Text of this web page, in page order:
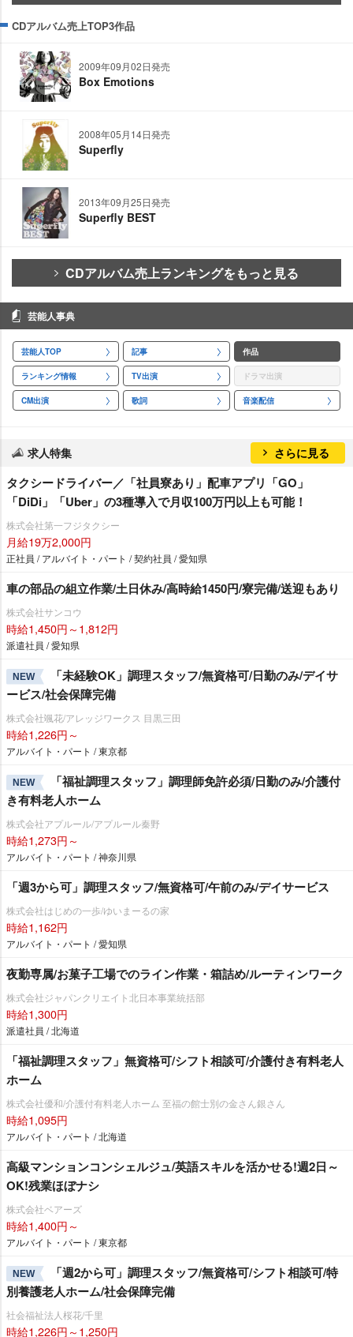
CDアルバム売上TOP3作品
2009年09月02日発売
Box Emotions
2008年05月14日発売
Superfly
2013年09月25日発売
Superfly BEST
CDアルバム売上ランキングをもっと見る
芸能人事典
芸能人TOP 記事 作品
ランキング情報 TV出演 ドラマ出演
CM出演 歌詞 音楽配信
求人特集 さらに見る
タクシードライバー／「社員寮あり」配車アプリ「GO」
「DiDi」「Uber」の3種導入で月収100万円以上も可能！
株式会社第一フジタクシー
月給19万2,000円
正社員 / アルバイト・パート / 契約社員 / 愛知県
車の部品の組立作業/土日休み/高時給1450円/寮完備/送迎もあり
株式会社サンコウ
時給1,450円～1,812円
派遣社員 / 愛知県
NEW
「未経験OK」調理スタッフ/無資格可/日勤のみ/デイサ
ービス/社会保障完備
株式会社颯花/アレッジワークス 目黒三田
時給1,226円～
アルバイト・パート / 東京都
NEW
「福祉調理スタッフ」調理師免許必須/日勤のみ/介護付
き有料老人ホーム
株式会社アプルール/アプルール秦野
時給1,273円～
アルバイト・パート / 神奈川県
「週3から可」調理スタッフ/無資格可/午前のみ/デイサービス
株式会社はじめの一歩/ゆいまーるの家
時給1,162円
アルバイト・パート / 愛知県
夜勤専属/お菓子工場でのライン作業・箱詰め/ルーティンワーク
株式会社ジャパンクリエイト北日本事業統括部
時給1,300円
派遣社員 / 北海道
「福祉調理スタッフ」無資格可/シフト相談可/介護付き有料老人
ホーム
株式会社優和/介護付有料老人ホーム 至福の館士別の金さん銀さん
時給1,095円
アルバイト・パート / 北海道
高級マンションコンシェルジュ/英語スキルを活かせる!週2日～
OK!残業ほぼナシ
株式会社ベアーズ
時給1,400円～
アルバイト・パート / 東京都
NEW
「週2から可」調理スタッフ/無資格可/シフト相談可/特
別養護老人ホーム/社会保障完備
社会福祉法人桜花/千里
時給1,226円～1,250円